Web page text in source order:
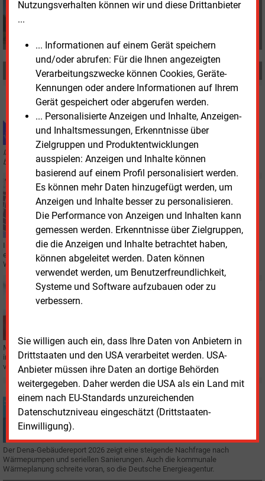
Nutzungsverhalten können wir und diese Drittanbieter
...
... Informationen auf einem Gerät speichern
und/oder abrufen: Für die Ihnen angezeigten
Verarbeitungszwecke können Cookies, Geräte-
Kennungen oder andere Informationen auf Ihrem
Gerät gespeichert oder abgerufen werden.
... Personalisierte Anzeigen und Inhalte, Anzeigen-
und Inhaltsmessungen, Erkenntnisse über
Zielgruppen und Produktentwicklungen
ausspielen: Anzeigen und Inhalte können
basierend auf einem Profil personalisiert werden.
Es können mehr Daten hinzugefügt werden, um
Anzeigen und Inhalte besser zu personalisieren.
Die Performance von Anzeigen und Inhalten kann
gemessen werden. Erkenntnisse über Zielgruppen,
die die Anzeigen und Inhalte betrachtet haben,
können abgeleitet werden. Daten können
verwendet werden, um Benutzerfreundlichkeit,
Systeme und Software aufzubauen oder zu
verbessern.
Sie willigen auch ein, dass Ihre Daten von Anbietern in
Drittstaaten und den USA verarbeitet werden. USA-
Anbieter müssen ihre Daten an dortige Behörden
weitergegeben. Daher werden die USA als ein Land mit
einem nach EU-Standards unzureichenden
Datenschutzniveau eingeschätzt (Drittstaaten-
Einwilligung).
+49 (0) 8152 9311 0
MEHR ZUM THEMA
Mittwoch, 3.06.2026, 08:55
AUS DER AKUELLEN AUSGABE
Sagen Sie mal: Karin Thelen
In der E&M-Rubrik „Sagen Sie mal“ stellen wir ein paar kurze Fragen und
bitten um kurze Antworten zu einem aktuellen Thema.
Montag, 1.06.2026, 09:10
WÄRME
Energie-Atlas Bayern erweitert Datengrundlage für
In den Energie-Atlas Bayern wurden Kehrbuch- und Zensusdaten mit
eingearbeitet. Das ermöglicht einen detaillierteren Blick auf die
Wärmeversorgung in bayerischen Gemeinden.
Montag, 18.05.2026, 10:57
THÜRINGEN
Mehr als 200 Thüringer Kommunen nutzten laut Landesenergieministerium
im ersten Jahr das digitale Wärmekataster, das Daten für die gesetzlich
vorgeschriebene Wärmeplanung bereitstellt.
WÄRME
Serielle Sanierung gewinnt an Bedeutung
Der Dena-Gebäudereport 2026 zeigt eine steigende Nachfrage nach
Wärmepumpen und seriellen Sanierungen. Auch die kommunale
Wärmeplanung schreite voran, so die Deutsche Energieagentur.